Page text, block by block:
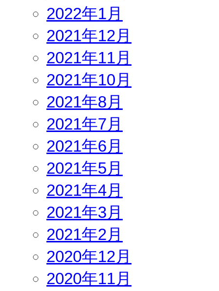
2022年1月
2021年12月
2021年11月
2021年10月
2021年8月
2021年7月
2021年6月
2021年5月
2021年4月
2021年3月
2021年2月
2020年12月
2020年11月